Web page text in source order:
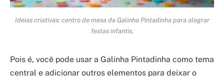
Ideias criativas: centro de mesa da Galinha Pintadinha para alegrar
festas infantis.
Pois é, você pode usar a Galinha Pintadinha como tema
central e adicionar outros elementos para deixar o